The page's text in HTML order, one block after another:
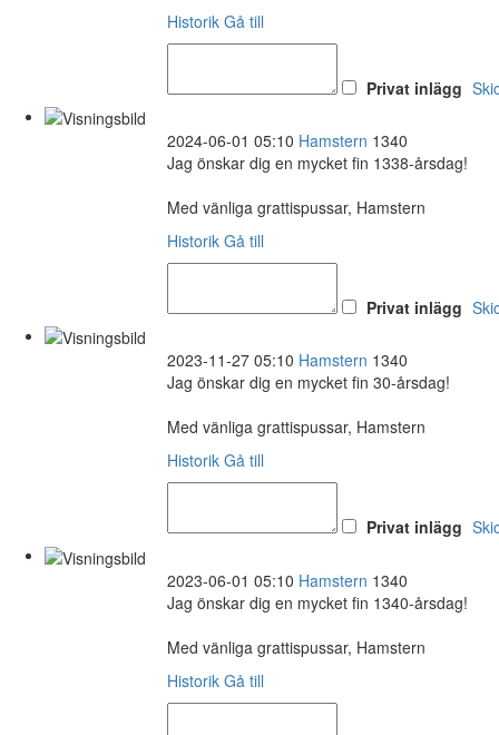
Historik Gå till
Privat inlägg
2024-06-01 05:10 Hamstern 1340
Jag önskar dig en mycket fin 1338-årsdag!
Med vänliga grattispussar, Hamstern
Historik Gå till
Privat inlägg
2023-11-27 05:10 Hamstern 1340
Jag önskar dig en mycket fin 30-årsdag!
Med vänliga grattispussar, Hamstern
Historik Gå till
Privat inlägg
2023-06-01 05:10 Hamstern 1340
Jag önskar dig en mycket fin 1340-årsdag!
Med vänliga grattispussar, Hamstern
Historik Gå till